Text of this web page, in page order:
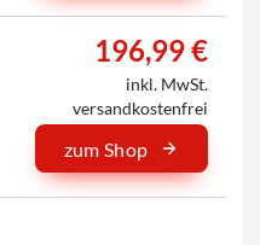
196,99 €
inkl. MwSt.
versandkostenfrei
zum Shop